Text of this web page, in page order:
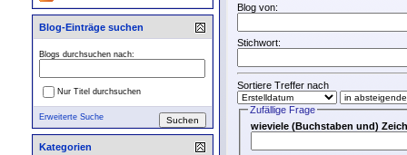
Blog von:
Stichwort:
Sortiere Treffer nach
Zufällige Frage
wieviele (Buchstaben und)
Blog-Einträge suchen
Blogs durchsuchen nach:
Nur Titel durchsuchen
Erweiterte Suche
Kategorien